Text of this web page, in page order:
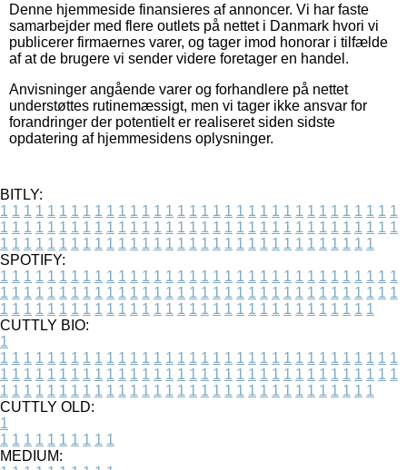
Denne hjemmeside finansieres af annoncer. Vi har faste
samarbejder med flere outlets på nettet i Danmark hvori vi
publicerer firmaernes varer, og tager imod honorar i tilfælde
af at de brugere vi sender videre foretager en handel.
Anvisninger angående varer og forhandlere på nettet
understøttes rutinemæssigt, men vi tager ikke ansvar for
forandringer der potentielt er realiseret siden sidste
opdatering af hjemmesidens oplysninger.
BITLY:
1 1 1 1 1 1 1 1 1 1 1 1 1 1 1 1 1 1 1 1 1 1 1 1 1 1 1 1 1 1 1 1 1 1
1 1 1 1 1 1 1 1 1 1 1 1 1 1 1 1 1 1 1 1 1 1 1 1 1 1 1 1 1 1 1 1 1 1
1 1 1 1 1 1 1 1 1 1 1 1 1 1 1 1 1 1 1 1 1 1 1 1 1 1 1 1 1 1 1 1
SPOTIFY:
1 1 1 1 1 1 1 1 1 1 1 1 1 1 1 1 1 1 1 1 1 1 1 1 1 1 1 1 1 1 1 1 1 1
1 1 1 1 1 1 1 1 1 1 1 1 1 1 1 1 1 1 1 1 1 1 1 1 1 1 1 1 1 1 1 1 1 1
1 1 1 1 1 1 1 1 1 1 1 1 1 1 1 1 1 1 1 1 1 1 1 1 1 1 1 1 1 1 1 1
CUTTLY BIO:
1
1 1 1 1 1 1 1 1 1 1 1 1 1 1 1 1 1 1 1 1 1 1 1 1 1 1 1 1 1 1 1 1 1 1
1 1 1 1 1 1 1 1 1 1 1 1 1 1 1 1 1 1 1 1 1 1 1 1 1 1 1 1 1 1 1 1 1 1
1 1 1 1 1 1 1 1 1 1 1 1 1 1 1 1 1 1 1 1 1 1 1 1 1 1 1 1 1 1 1 1
CUTTLY OLD:
1
1 1 1 1 1 1 1 1 1 1
MEDIUM: